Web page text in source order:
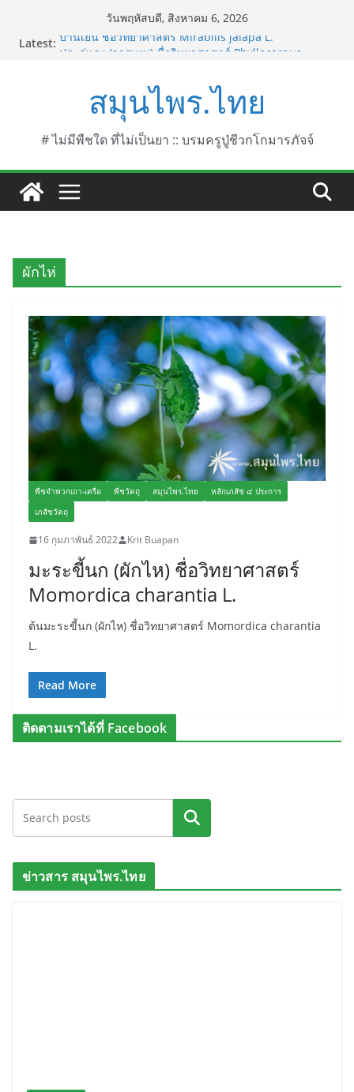
วันพฤหัสบดี, สิงหาคม 6, 2026
Latest: บานเย็น ชื่อวิทยาศาสตร์ Mirabilis jalapa L.
บานไม่รู้โรยไฟเออร์เวิร์ค ชื่อวิทยาศาสตร์ Gomphrena
pulchella L. (Firework)
บานไม่รู้โรยป่า ชื่อวิทยาศาสตร์ Gomphrena
celosioides Mart.
สมุนไพร.ไทย
# ไม่มีพืชใด ที่ไม่เป็นยา :: บรมครูปู่ชีวกโกมารภัจจ์
ผักไห่
พืชจำพวกเถา-เครือ พืชวัตถุ สมุนไพร.ไทย
หลักเภสัช ๔ ประการ
เภสัชวัตถุ
16 กุมภาพันธ์ 2022 Krit Buapan
มะระขี้นก (ผักไห) ชื่อวิทยาศาสตร์
Momordica charantia L.
ต้นมะระขี้นก (ผักไห) ชื่อวิทยาศาสตร์ Momordica charantia
L.
Read More
ติดตามเราได้ที่ Facebook
ค้นหา
ข่าวสาร สมุนไพร.ไทย